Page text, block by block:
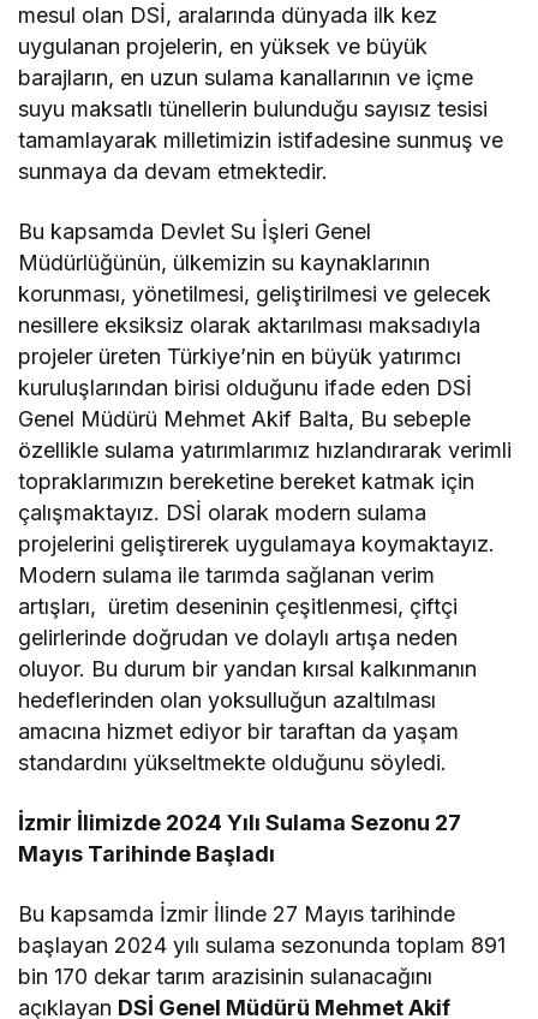
mesul olan DSİ, aralarında dünyada ilk kez
uygulanan projelerin, en yüksek ve büyük
barajların, en uzun sulama kanallarının ve içme
suyu maksatlı tünellerin bulunduğu sayısız tesisi
tamamlayarak milletimizin istifadesine sunmuş ve
sunmaya da devam etmektedir.
Bu kapsamda Devlet Su İşleri Genel
Müdürlüğünün, ülkemizin su kaynaklarının
korunması, yönetilmesi, geliştirilmesi ve gelecek
nesillere eksiksiz olarak aktarılması maksadıyla
projeler üreten Türkiye’nin en büyük yatırımcı
kuruluşlarından birisi olduğunu ifade eden DSİ
Genel Müdürü Mehmet Akif Balta, Bu sebeple
özellikle sulama yatırımlarımız hızlandırarak verimli
topraklarımızın bereketine bereket katmak için
çalışmaktayız. DSİ olarak modern sulama
projelerini geliştirerek uygulamaya koymaktayız.
Modern sulama ile tarımda sağlanan verim
artışları, üretim deseninin çeşitlenmesi, çiftçi
gelirlerinde doğrudan ve dolaylı artışa neden
oluyor. Bu durum bir yandan kırsal kalkınmanın
hedeflerinden olan yoksulluğun azaltılması
amacına hizmet ediyor bir taraftan da yaşam
standardını yükseltmekte olduğunu söyledi.
İzmir İlimizde 2024 Yılı Sulama Sezonu 27
Mayıs Tarihinde Başladı
Bu kapsamda İzmir İlinde 27 Mayıs tarihinde
başlayan 2024 yılı sulama sezonunda toplam 891
bin 170 dekar tarım arazisinin sulanacağını
açıklayan DSİ Genel Müdürü Mehmet Akif